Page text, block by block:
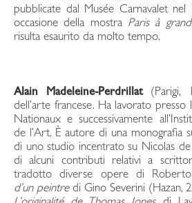
pubblicate dal Musée Carnavalet
occasione della mostra Paris à
risulta esaurito da molto tempo.
Alain Madeleine-Perdrillat (Parigi,
dell’arte francese. Ha lavorato presso
Nationaux e successivamente
de l’Art. È autore di una monografia
di uno studio incentrato su Nicolas
di alcuni contributi relativi a
tradotto diverse opere di
d’un peintre di Gino Severini (Hazan,